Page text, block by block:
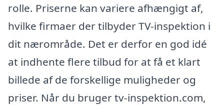
rolle. Priserne kan variere afhængigt af,
hvilke firmaer der tilbyder TV-inspektion i
dit nærområde. Det er derfor en god idé
at indhente flere tilbud for at få et klart
billede af de forskellige muligheder og
priser. Når du bruger tv-inspektion.com,